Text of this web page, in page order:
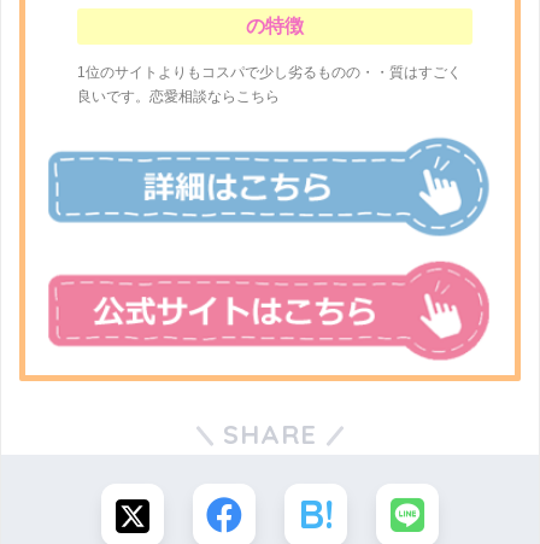
の特徴
1位のサイトよりもコスパで少し劣るものの・・質はすごく
良いです。恋愛相談ならこちら
SHARE